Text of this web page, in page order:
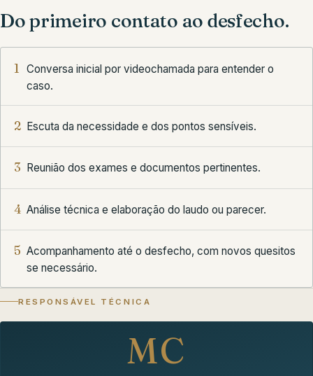
Do primeiro contato ao desfecho.
1
Conversa inicial por videochamada para entender o
caso.
2 Escuta da necessidade e dos pontos sensíveis.
3 Reunião dos exames e documentos pertinentes.
4 Análise técnica e elaboração do laudo ou parecer.
5 Acompanhamento até o desfecho, com novos quesitos
se necessário.
RESPONSÁVEL TÉCNICA
MC